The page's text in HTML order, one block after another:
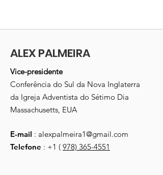
ALEX PALMEIRA
Vice-presidente
Conferência do Sul da Nova Inglaterra
da Igreja Adventista do Sétimo Dia
Massachusetts, EUA
E-mail : alexpalmeira1@gmail.com
Telefone : +1 ( 978) 365-4551